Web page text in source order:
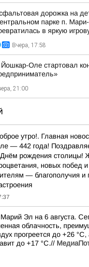
дорожка на
парке п. Мари-
в яркую
Вчера, 17:58
Оле стартовал
21:00
утро!. Главная
— 442 года!
рождения столицы!
новых побед
— благополучия и
Эл на 6 августа.
облачность,
прогреется до +26
до +17 °C.//